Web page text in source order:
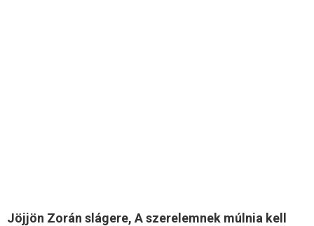
Jöjjön Zorán slágere, A szerelemnek múlnia kell